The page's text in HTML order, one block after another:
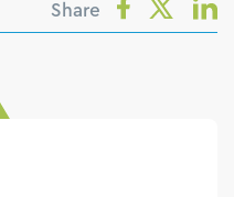
Share